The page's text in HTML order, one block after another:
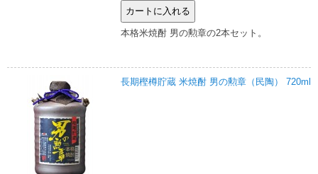
本格米焼酎 男の勲章の2本セット。
長期樫樽貯蔵 米焼酎 男の勲章（民陶） 720ml